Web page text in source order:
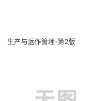
生产与运作管理-第2版